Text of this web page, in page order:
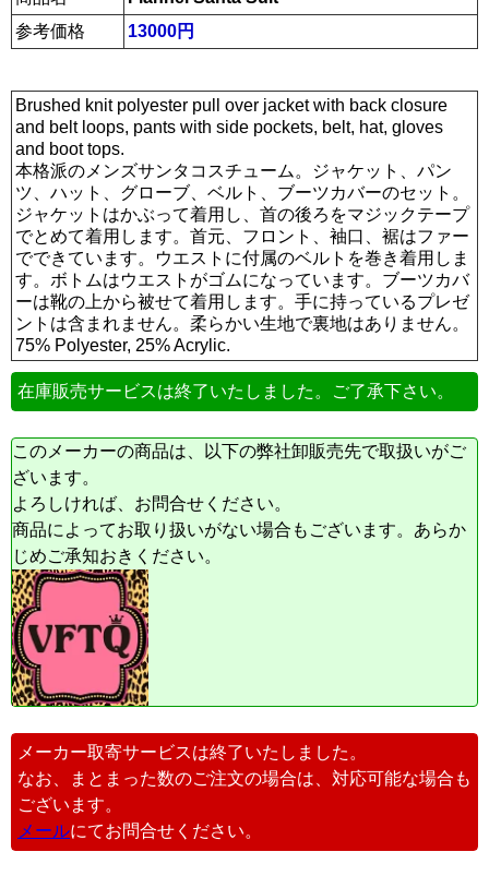
参考価格
13000円
Brushed knit polyester pull over jacket with back closure
and belt loops, pants with side pockets, belt, hat, gloves
and boot tops.
本格派のメンズサンタコスチューム。ジャケット、パン
ツ、ハット、グローブ、ベルト、ブーツカバーのセット。
ジャケットはかぶって着用し、首の後ろをマジックテープ
でとめて着用します。首元、フロント、袖口、裾はファー
でできています。ウエストに付属のベルトを巻き着用しま
す。ボトムはウエストがゴムになっています。ブーツカバ
ーは靴の上から被せて着用します。手に持っているプレゼ
ントは含まれません。柔らかい生地で裏地はありません。
75% Polyester, 25% Acrylic.
在庫販売サービスは終了いたしました。ご了承下さい。
このメーカーの商品は、以下の弊社卸販売先で取扱いがご
ざいます。
よろしければ、お問合せください。
商品によってお取り扱いがない場合もございます。あらか
じめご承知おきください。
メーカー取寄サービスは終了いたしました。
なお、まとまった数のご注文の場合は、対応可能な場合も
ございます。
メールにてお問合せください。